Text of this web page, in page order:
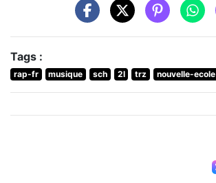
Tags :
rap-fr musique sch 2l trz nouvelle-ecole